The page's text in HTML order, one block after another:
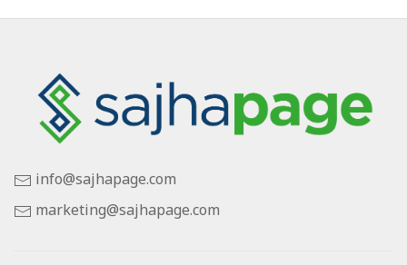
info@sajhapage.com
marketing@sajhapage.com